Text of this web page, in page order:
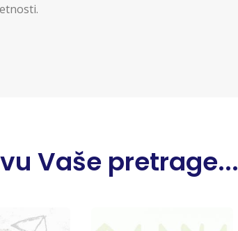
Vaše pretrage...